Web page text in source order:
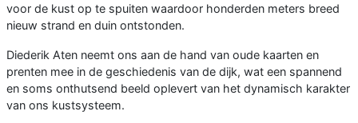
voor de kust op te spuiten waardoor honderden meters breed
nieuw strand en duin ontstonden.
Diederik Aten neemt ons aan de hand van oude kaarten en
prenten mee in de geschiedenis van de dijk, wat een spannend
en soms onthutsend beeld oplevert van het dynamisch karakter
van ons kustsysteem.